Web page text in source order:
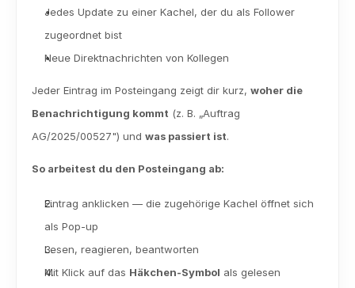
Jedes Update zu einer Kachel, der du als Follower
zugeordnet bist
Neue Direktnachrichten von Kollegen
Jeder Eintrag im Posteingang zeigt dir kurz, woher die
Benachrichtigung kommt (z. B. „Auftrag
AG/2025/00527") und was passiert ist.
So arbeitest du den Posteingang ab:
Eintrag anklicken — die zugehörige Kachel öffnet sich
als Pop-up
Lesen, reagieren, beantworten
Mit Klick auf das Häkchen-Symbol als gelesen